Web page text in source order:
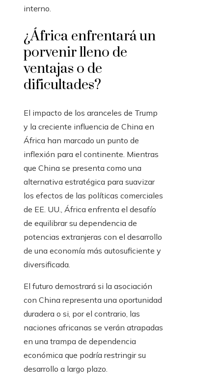
interno.
¿África enfrentará un
porvenir lleno de
ventajas o de
dificultades?
El impacto de los aranceles de Trump
y la creciente influencia de China en
África han marcado un punto de
inflexión para el continente. Mientras
que China se presenta como una
alternativa estratégica para suavizar
los efectos de las políticas comerciales
de EE. UU., África enfrenta el desafío
de equilibrar su dependencia de
potencias extranjeras con el desarrollo
de una economía más autosuficiente y
diversificada.
El futuro demostrará si la asociación
con China representa una oportunidad
duradera o si, por el contrario, las
naciones africanas se verán atrapadas
en una trampa de dependencia
económica que podría restringir su
desarrollo a largo plazo.